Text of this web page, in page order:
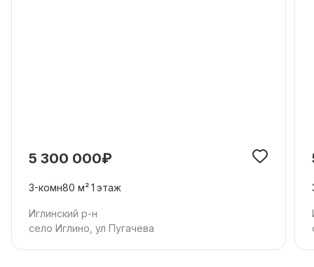
5 300 000₽
3-комн80 м²1 этаж
Иглинский р-н
село Иглино, ул Пугачева